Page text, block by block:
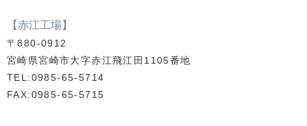
【赤江工場】
〒880-0912
宮崎県宮崎市大字赤江飛江田1105番地
TEL:0985-65-5714
FAX:0985-65-5715